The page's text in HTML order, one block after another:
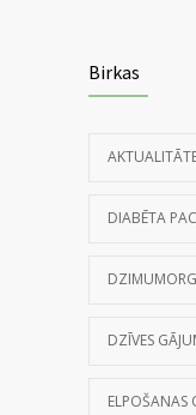
Birkas
DIABĒTA
DZĪVES
ELPOŠANAS